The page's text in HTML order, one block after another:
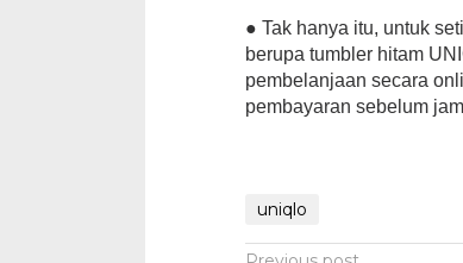
● Tak hanya itu, untuk
berupa tumbler hitam
pembelanjaan secara
pembayaran sebelum
uniqlo